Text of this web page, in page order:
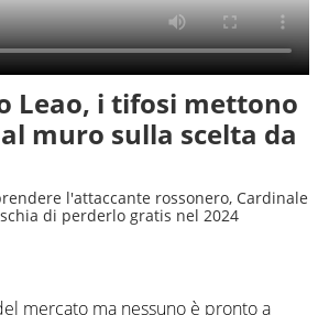
Leao, i tifosi mettono
muro sulla scelta da
l'attaccante rossonero, Cardinale
di perderlo gratis nel 2024
mercato ma nessuno è pronto a